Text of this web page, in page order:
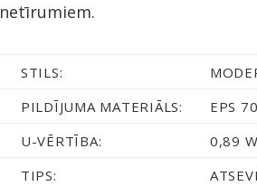
netīrumiem.
STILS:
PILDĪJUMA MATERIĀLS:
EPS
U-VĒRTĪBA:
0,89
TIPS: